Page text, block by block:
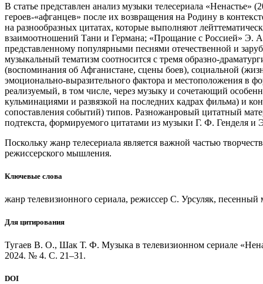
В статье представлен анализ музыки телесериала
героев-«афганцев» после их возвращения на Родину в
на разнообразных цитатах, которые выполняют
взаимоотношений Тани и Германа; «Прощание с Россией» Э.
представленному популярными песнями отечественной и
музыкальный тематизм соотносится с тремя образно-
(воспоминания об Афганистане, сцены боев), социальной
эмоционально-выразительного фактора и местоположения в
реализуемый, в том числе, через музыку и сочетающий
кульминациями и развязкой на последних кадрах фильма) и
сопоставления событий) типов. Разножанровый цитатный
подтекста, формируемого цитатами из музыки Г. Ф. Генделя и
Поскольку жанр телесериала является важной частью
режиссерского мышления.
Ключевые слова
жанр телевизионного сериала, режиссер С. Урсуляк,
Для цитирования
Тугаев В. О., Шак Т. Ф. Музыка в телевизионном сериале
2024. № 4. С. 21–31.
DOI